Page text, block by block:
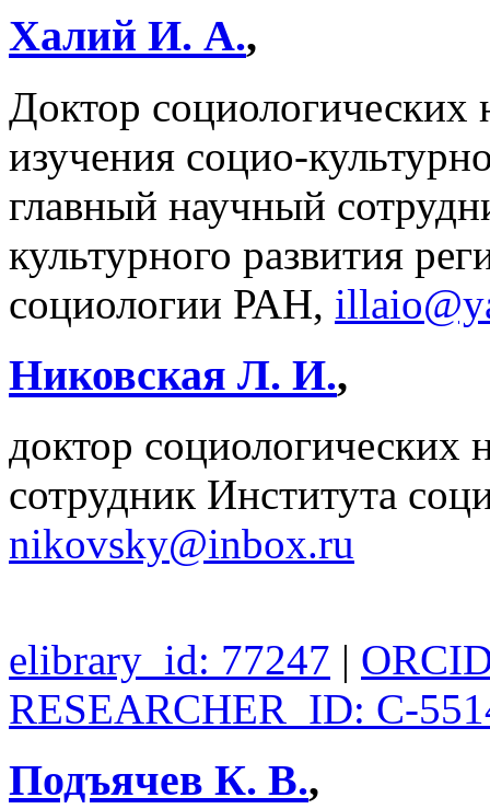
Халий И. А.,
Доктор социологических
изучения социо-
главный научный
культурного развития
социологии РАН,
Никовская Л. И.,
доктор социологических
сотрудник Института
nikovsky@inbox.ru
elibrary_id: 77247 |
RESEARCHER_ID: C-
Подъячев К. В.,